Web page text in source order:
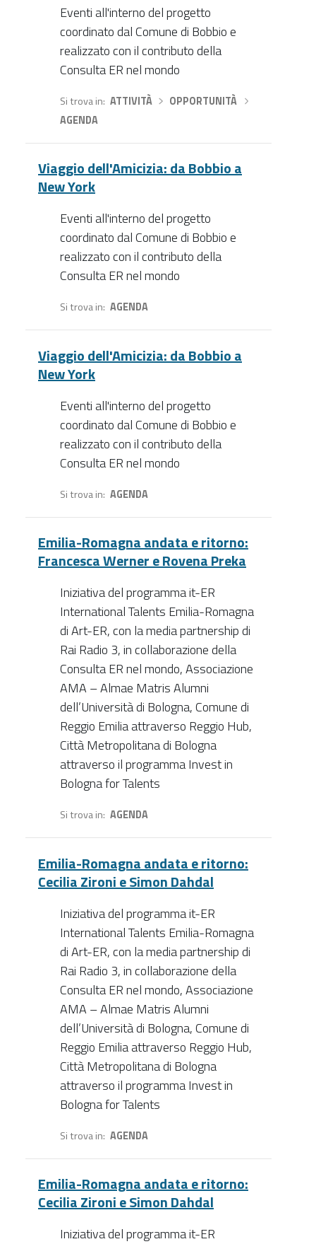
Eventi all'interno del progetto
coordinato dal Comune di Bobbio e
realizzato con il contributo della
Consulta ER nel mondo
Si trova in ATTIVITÀ› OPPORTUNITÀ
AGENDA
Viaggio dell'Amicizia: da Bobbio a
New York
Eventi all'interno del progetto
coordinato dal Comune di Bobbio e
realizzato con il contributo della
Consulta ER nel mondo
Si trova in AGENDA
Viaggio dell'Amicizia: da Bobbio a
New York
Eventi all'interno del progetto
coordinato dal Comune di Bobbio e
realizzato con il contributo della
Consulta ER nel mondo
Si trova in AGENDA
Emilia-Romagna andata e ritorno:
Francesca Werner e Rovena Preka
Iniziativa del programma it-ER
International Talents Emilia-Romagna
di Art-ER, con la media partnership di
Rai Radio 3, in collaborazione della
Consulta ER nel mondo, Associazione
AMA – Almae Matris Alumni
dell’Università di Bologna, Comune di
Reggio Emilia attraverso Reggio Hub,
Città Metropolitana di Bologna
attraverso il programma Invest in
Bologna for Talents
Si trova in AGENDA
Emilia-Romagna andata e ritorno:
Cecilia Zironi e Simon Dahdal
Iniziativa del programma it-ER
International Talents Emilia-Romagna
di Art-ER, con la media partnership di
Rai Radio 3, in collaborazione della
Consulta ER nel mondo, Associazione
AMA – Almae Matris Alumni
dell’Università di Bologna, Comune di
Reggio Emilia attraverso Reggio Hub,
Città Metropolitana di Bologna
attraverso il programma Invest in
Bologna for Talents
Si trova in AGENDA
Emilia-Romagna andata e ritorno:
Cecilia Zironi e Simon Dahdal
Iniziativa del programma it-ER